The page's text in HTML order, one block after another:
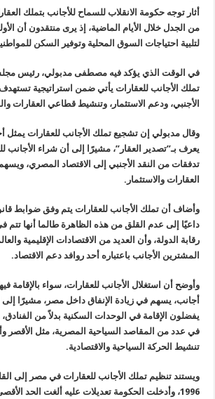
أثار توجه حكومة الانقلاب للسماح للأجانب بتملك
من الجدل خلال الأيام الماضية، إذ يرى منتقدون أن
لتلبية احتياجات السوق المحلية وتوفير السكن
في الوقت الذي يؤكد فيه مصطفى مدبولي، رئيس
تملك الأجانب للعقارات يأتي ضمن استراتيجية تستهدف
الأجنبي، ودعم الاستثمار، وتنشيط قطاعي العقارات
وقال مدبولي إن تشجيع تملك الأجانب للعقارات يمثل
يعرف بـ”تصدير العقار”، مشيرًا إلى أن شراء الأجانب
تدفقات من النقد الأجنبي إلى الاقتصاد المصري،
العقارات والاستثمار .
وأضاف أن تملك الأجانب للعقارات يتم وفق ضوابط
داعيًا إلى عدم القلق من هذه الظاهرة طالما أنها
رقابة الدولة، وأن العديد من الاقتصادات الإقليمية
المشترين الأجانب باعتباره أحد روافد دعم الاقتصاد.
وأوضح أن استغلال الأجانب للعقارات، سواء بالإقامة
أجانب، يسهم في زيادة الإنفاق داخل مصر، مشيرًا
يفضلون الإقامة في الوحدات السكنية بدلاً من
في عدد من المقاصد السياحية المصرية، مثل الأقصر
تنشيط الحركة السياحية والاقتصادية.
ويستند تنظيم تملك الأجانب للعقارات في
1996، وأدخلت الحكومة تعديلات عليه ألغت الحد